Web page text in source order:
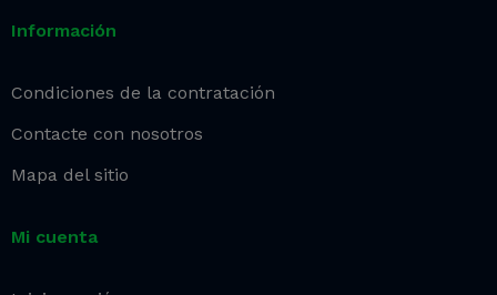
Información
Condiciones de la contratación
Contacte con nosotros
Mapa del sitio
Mi cuenta